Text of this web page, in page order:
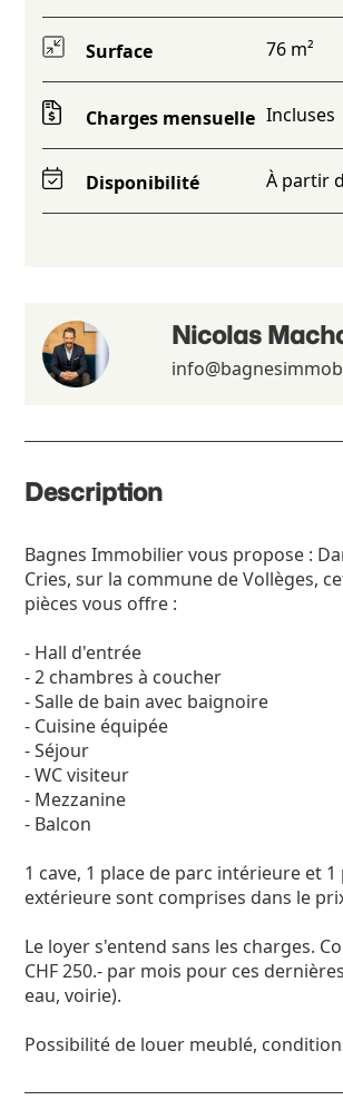
Description
Bagnes Immobilier vous propose :
Cries, sur la commune de Vollèges,
pièces vous offre :
- Hall d'entrée
- 2 chambres à coucher
- Salle de bain avec baignoire
- Cuisine équipée
- Séjour
- WC visiteur
- Mezzanine
- Balcon
1 cave, 1 place de parc intérieure et 1
extérieure sont comprises dans le
Le loyer s'entend sans les charges.
CHF 250.- par mois pour ces
eau, voirie).
Possibilité de louer meublé,
Surface 76 m²
Charges mensuelle Incluses
Disponibilité À partir
Nicolas